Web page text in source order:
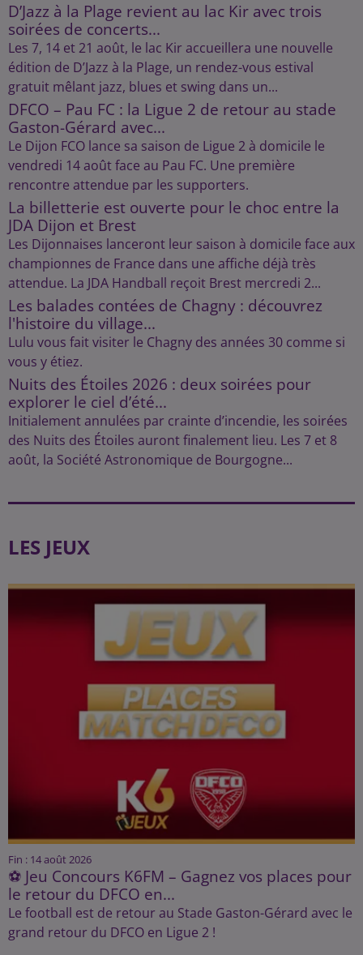
D’Jazz à la Plage revient au lac Kir avec trois
soirées de concerts...
Les 7, 14 et 21 août, le lac Kir accueillera une nouvelle
édition de D’Jazz à la Plage, un rendez-vous estival
gratuit mêlant jazz, blues et swing dans un...
DFCO – Pau FC : la Ligue 2 de retour au stade
Gaston-Gérard avec...
Le Dijon FCO lance sa saison de Ligue 2 à domicile le
vendredi 14 août face au Pau FC. Une première
rencontre attendue par les supporters.
La billetterie est ouverte pour le choc entre la
JDA Dijon et Brest
Les Dijonnaises lanceront leur saison à domicile face aux
championnes de France dans une affiche déjà très
attendue. La JDA Handball reçoit Brest mercredi 2...
Les balades contées de Chagny : découvrez
l'histoire du village...
Lulu vous fait visiter le Chagny des années 30 comme si
vous y étiez.
Nuits des Étoiles 2026 : deux soirées pour
explorer le ciel d’été...
Initialement annulées par crainte d’incendie, les soirées
des Nuits des Étoiles auront finalement lieu. Les 7 et 8
août, la Société Astronomique de Bourgogne...
LES JEUX
Fin : 14 août 2026
⚽ Jeu Concours K6FM – Gagnez vos places pour
le retour du DFCO en...
Le football est de retour au Stade Gaston-Gérard avec le
grand retour du DFCO en Ligue 2 !